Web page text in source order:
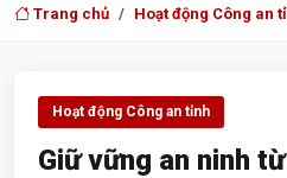
Trang chủ Hoạt động Công an
Hoạt động Công an tỉnh
Giữ vững an ninh